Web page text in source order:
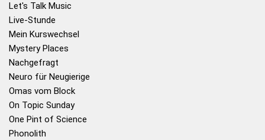
Let's Talk Music
Live-Stunde
Mein Kurswechsel
Mystery Places
Nachgefragt
Neuro für Neugierige
Omas vom Block
On Topic Sunday
One Pint of Science
Phonolith